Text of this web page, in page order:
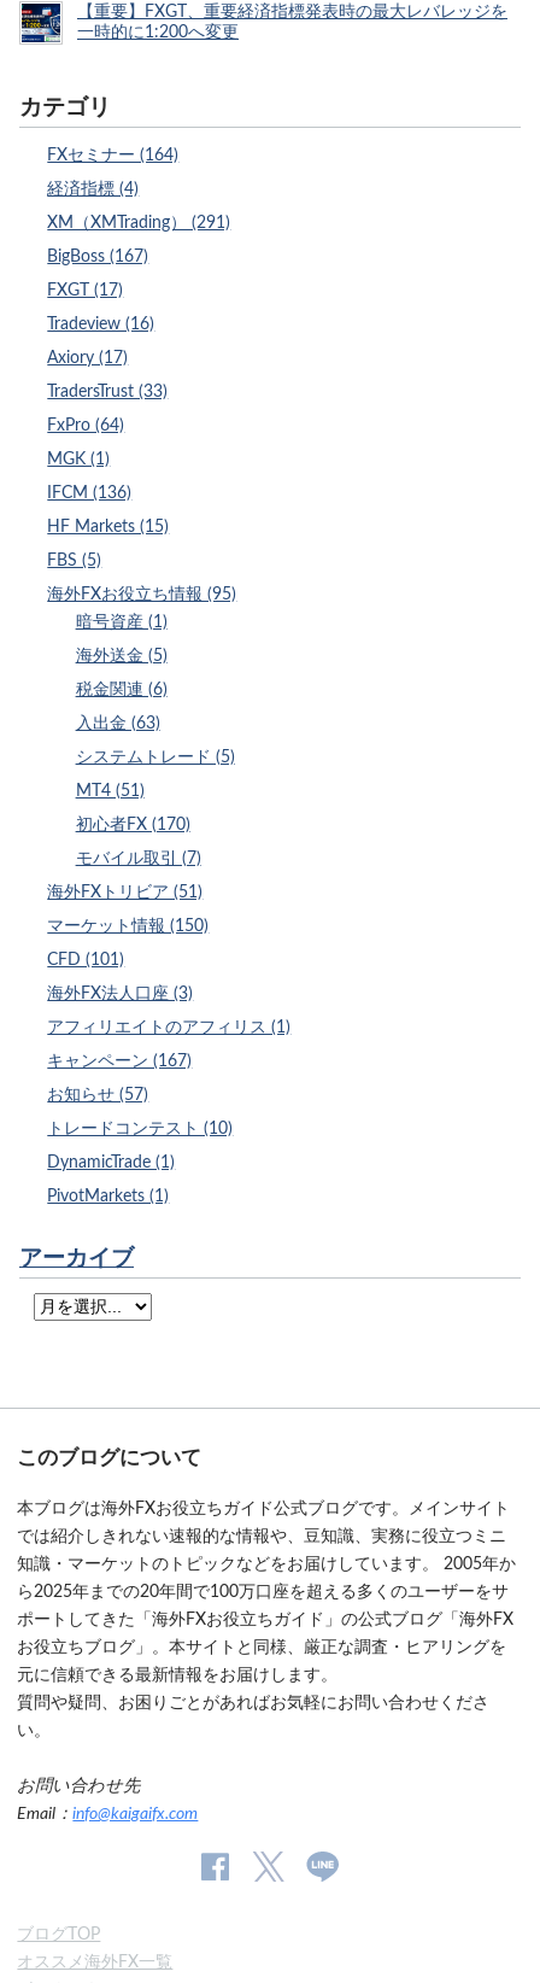
【重要】FXGT、重要経済指標発表時の最大レバレッジを
一時的に1:200へ変更
カテゴリ
FXセミナー (164)
経済指標 (4)
XM（XMTrading） (291)
BigBoss (167)
FXGT (17)
Tradeview (16)
Axiory (17)
TradersTrust (33)
FxPro (64)
MGK (1)
IFCM (136)
HF Markets (15)
FBS (5)
海外FXお役立ち情報 (95)
暗号資産 (1)
海外送金 (5)
税金関連 (6)
入出金 (63)
システムトレード (5)
MT4 (51)
初心者FX (170)
モバイル取引 (7)
海外FXトリビア (51)
マーケット情報 (150)
CFD (101)
海外FX法人口座 (3)
アフィリエイトのアフィリス (1)
キャンペーン (167)
お知らせ (57)
トレードコンテスト (10)
DynamicTrade (1)
PivotMarkets (1)
アーカイブ
このブログについて
本ブログは海外FXお役立ちガイド公式ブログです。メインサイト
では紹介しきれない速報的な情報や、豆知識、実務に役立つミニ
知識・マーケットのトピックなどをお届けしています。 2005年か
ら2025年までの20年間で100万口座を超える多くのユーザーをサ
ポートしてきた「海外FXお役立ちガイド」の公式ブログ「海外FX
お役立ちブログ」。本サイトと同様、厳正な調査・ヒアリングを
元に信頼できる最新情報をお届けします。
質問や疑問、お困りごとがあればお気軽にお問い合わせくださ
い。
お問い合わせ先
Email：info@kaigaifx.com
ブログTOP
オススメ海外FX一覧